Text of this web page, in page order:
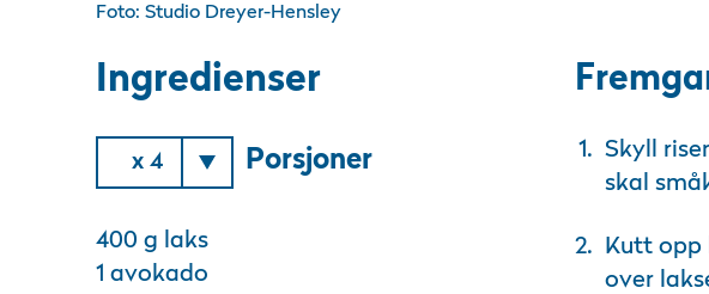
Foto: Studio Dreyer-Hensley
Ingredienser
x 4 Porsjoner
400 g laks
1 avokado
Skyll
skal
Kutt opp
over